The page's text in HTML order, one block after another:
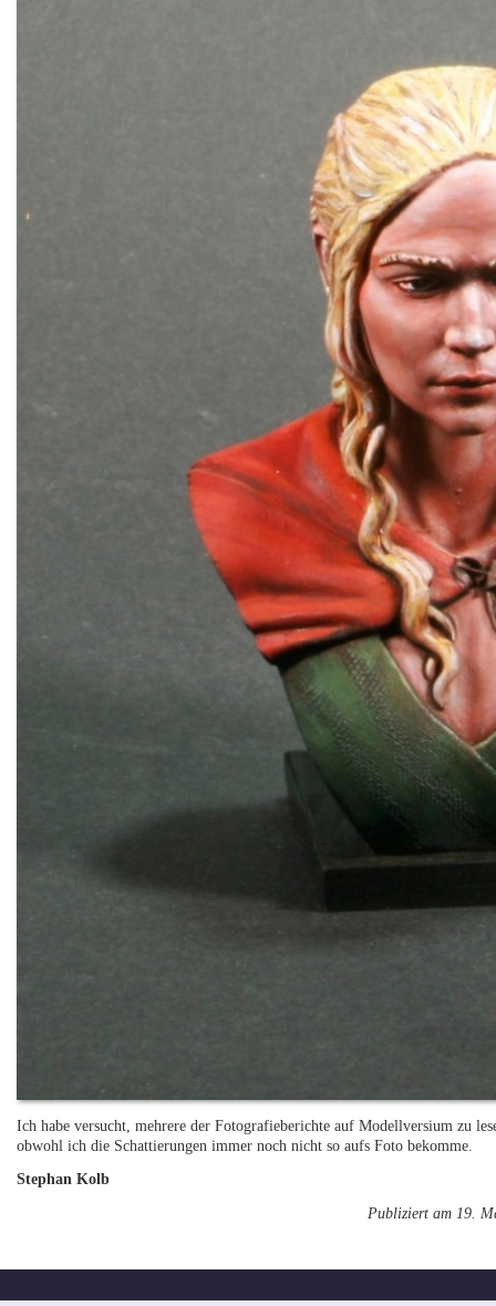
Ich habe versucht, mehrere der Fotografieberichte auf Modellversium zu
obwohl ich die Schattierungen immer noch nicht so aufs Foto bekomme.
Stephan Kolb
Publiziert am 19.